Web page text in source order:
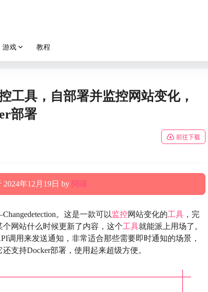
游戏 教程
工具，自部署并监控网站变化，
部署
前往下载
年12月19日 by 阿喵
。这是一款可以监控网站变化的工具 ，完
网站什么时候更新了内容，这个工具就能派上用场了。
调用来发送通知，非常适合那些需要即时通知的场景，
支持Docker部署，使用起来超级方便。